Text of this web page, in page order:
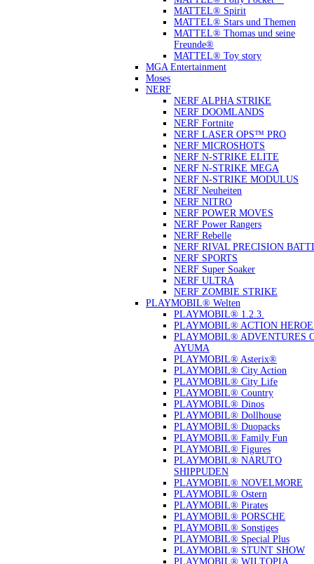
MATTEL® Spirit
MATTEL® Stars und Themen
MATTEL® Thomas und seine
Freunde®
MATTEL® Toy story
MGA Entertainment
Moses
NERF
NERF ALPHA STRIKE
NERF DOOMLANDS
NERF Fortnite
NERF LASER OPS™ PRO
NERF MICROSHOTS
NERF N-STRIKE ELITE
NERF N-STRIKE MEGA
NERF N-STRIKE MODULUS
NERF Neuheiten
NERF NITRO
NERF POWER MOVES
NERF Power Rangers
NERF Rebelle
NERF RIVAL PRECISION
NERF SPORTS
NERF Super Soaker
NERF ULTRA
NERF ZOMBIE STRIKE
PLAYMOBIL® Welten
PLAYMOBIL® 1.2.3.
PLAYMOBIL® ACTION
PLAYMOBIL® ADVENTURES
AYUMA
PLAYMOBIL® Asterix®
PLAYMOBIL® City Action
PLAYMOBIL® City Life
PLAYMOBIL® Country
PLAYMOBIL® Dinos
PLAYMOBIL® Dollhouse
PLAYMOBIL® Duopacks
PLAYMOBIL® Family Fun
PLAYMOBIL® Figures
PLAYMOBIL® NARUTO
SHIPPUDEN
PLAYMOBIL® NOVELMORE
PLAYMOBIL® Ostern
PLAYMOBIL® Pirates
PLAYMOBIL® PORSCHE
PLAYMOBIL® Sonstiges
PLAYMOBIL® Special Plus
PLAYMOBIL® STUNT SHOW
PLAYMOBIL® WILTOPIA